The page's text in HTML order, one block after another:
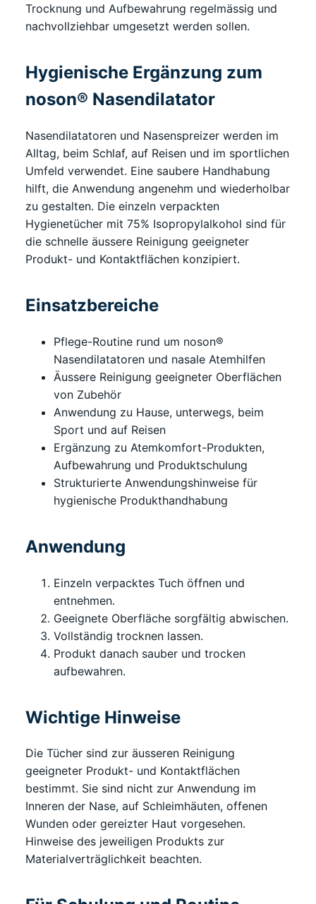
Trocknung und Aufbewahrung regelmässig und
nachvollziehbar umgesetzt werden sollen.
Hygienische Ergänzung zum
noson® Nasendilatator
Nasendilatatoren und Nasenspreizer werden im
Alltag, beim Schlaf, auf Reisen und im sportlichen
Umfeld verwendet. Eine saubere Handhabung
hilft, die Anwendung angenehm und wiederholbar
zu gestalten. Die einzeln verpackten
Hygienetücher mit 75% Isopropylalkohol sind für
die schnelle äussere Reinigung geeigneter
Produkt- und Kontaktflächen konzipiert.
Einsatzbereiche
Pflege-Routine rund um noson®
Nasendilatatoren und nasale Atemhilfen
Äussere Reinigung geeigneter Oberflächen
von Zubehör
Anwendung zu Hause, unterwegs, beim
Sport und auf Reisen
Ergänzung zu Atemkomfort-Produkten,
Aufbewahrung und Produktschulung
Strukturierte Anwendungshinweise für
hygienische Produkthandhabung
Anwendung
Einzeln verpacktes Tuch öffnen und
entnehmen.
Geeignete Oberfläche sorgfältig abwischen.
Vollständig trocknen lassen.
Produkt danach sauber und trocken
aufbewahren.
Wichtige Hinweise
Die Tücher sind zur äusseren Reinigung
geeigneter Produkt- und Kontaktflächen
bestimmt. Sie sind nicht zur Anwendung im
Inneren der Nase, auf Schleimhäuten, offenen
Wunden oder gereizter Haut vorgesehen.
Hinweise des jeweiligen Produkts zur
Materialverträglichkeit beachten.